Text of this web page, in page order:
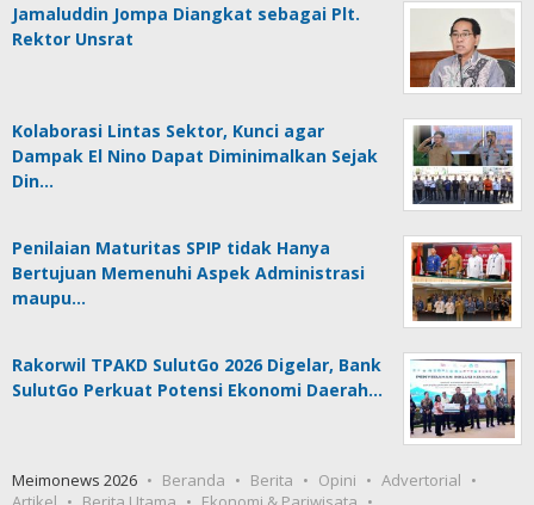
Jamaluddin Jompa Diangkat sebagai Plt.
Rektor Unsrat
Kolaborasi Lintas Sektor, Kunci agar
Dampak El Nino Dapat Diminimalkan Sejak
Din…
Penilaian Maturitas SPIP tidak Hanya
Bertujuan Memenuhi Aspek Administrasi
maupu…
Rakorwil TPAKD SulutGo 2026 Digelar, Bank
SulutGo Perkuat Potensi Ekonomi Daerah…
Meimonews 2026 Beranda Berita Opini
Advertorial